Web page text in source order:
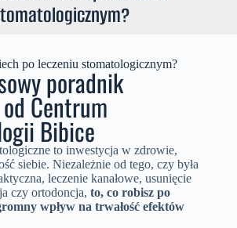
po leczeniu stomatologicznym?
poradnik
Centrum
Bibice
to inwestycja w zdrowie,
siebie. Niezależnie od tego, czy była
leczenie kanałowe, usunięcie
czy ortodoncja, to, co robisz po
wpływ na trwałość efektów